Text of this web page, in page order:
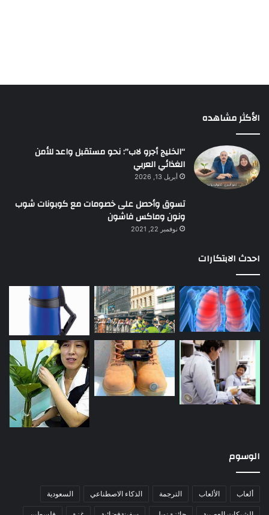
الأكثر مشاهده
“الخليج أجرو لاب”: نحو مستقبل واعد للأمن
الغذائي العربي
أبريل 13, 2026
تسوق وأحصل على خصومات مع كوبونات شوب
ونون وماكس فاشون
نوفمبر 22, 2021
احدث الابتكارات
الوسوم
ألعاب الألعاب الترجمة الذكاء الاصطناعي السعودية